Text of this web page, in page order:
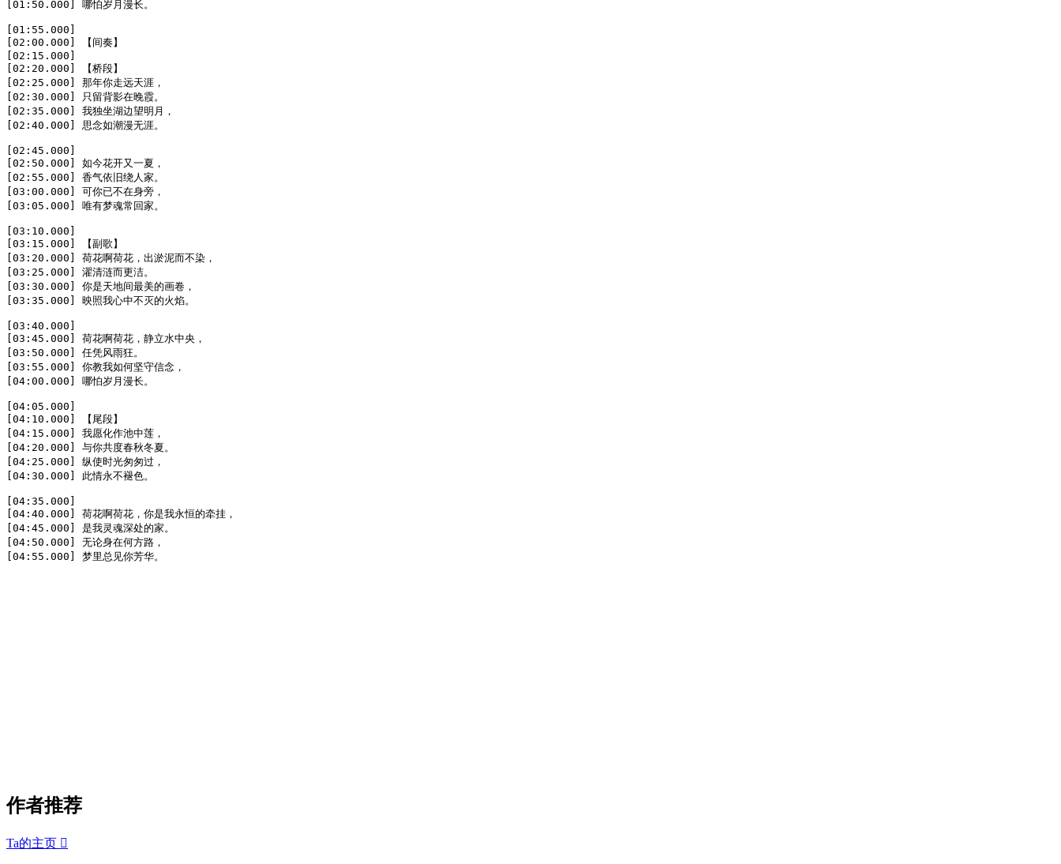
[01:50.000] 哪怕岁月漫长。
[01:55.000]
[02:00.000] 【间奏】
[02:15.000]
[02:20.000] 【桥段】
[02:25.000] 那年你走远天涯，
[02:30.000] 只留背影在晚霞。
[02:35.000] 我独坐湖边望明月，
[02:40.000] 思念如潮漫无涯。
[02:45.000]
[02:50.000] 如今花开又一夏，
[02:55.000] 香气依旧绕人家。
[03:00.000] 可你已不在身旁，
[03:05.000] 唯有梦魂常回家。
[03:10.000]
[03:15.000] 【副歌】
[03:20.000] 荷花啊荷花，出淤泥而不染，
[03:25.000] 濯清涟而更洁。
[03:30.000] 你是天地间最美的画卷，
[03:35.000] 映照我心中不灭的火焰。
[03:40.000]
[03:45.000] 荷花啊荷花，静立水中央，
[03:50.000] 任凭风雨狂。
[03:55.000] 你教我如何坚守信念，
[04:00.000] 哪怕岁月漫长。
[04:05.000]
[04:10.000] 【尾段】
[04:15.000] 我愿化作池中莲，
[04:20.000] 与你共度春秋冬夏。
[04:25.000] 纵使时光匆匆过，
[04:30.000] 此情永不褪色。
[04:35.000]
[04:40.000] 荷花啊荷花，你是我永恒的牵挂，
[04:45.000] 是我灵魂深处的家。
[04:50.000] 无论身在何方路，
[04:55.000] 梦里总见你芳华。
作者推荐
Ta的主页 